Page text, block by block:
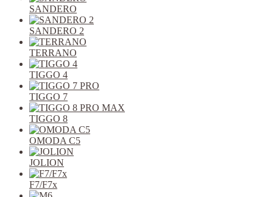
SANDERO
SANDERO 2
TERRANO
TIGGO 4
TIGGO 7
TIGGO 8
OMODA C5
JOLION
F7/F7x